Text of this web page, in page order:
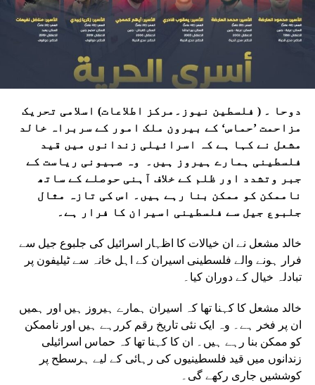
دوحا ۔ ( فلسطین نیوز۔مرکز اطلاعات) اسلامی تحریک
مزاحمت ’حماس‘ کے بیرون ملک امور کے سربراہ خالد
مشعل نے کہا ہے کہ اسرائیلی زندانوں میں قید
فلسطینی ہمارے ہیروز ہیں۔ وہ صہیونی ریاست کے
جبر وتشدد اور ظلم کے خلاف آہنی حوصلے کے ساتھ
ناممکن کو ممکن بنا رہے ہیں۔ اس کی تازہ مثال
جلبوع جیل سے فلسطینی اسیران کا فرار ہے۔
خالد مشعل نے ان خیالات کا اظہار اسرائیل کی جلبوع جیل سے
فرار ہونے والے فلسطینی اسیران کے اہل خانہ سے ٹیلیفون پر
تبادلہ خیال کے دوران کیا۔
خالد مشعل کا کہنا تھا کہ اسیران ہمارے ہیروز ہیں اور ہمیں
ان پر فخر ہے۔ وہ ایک نئی تاریخ رقم کررہے ہیں اور ناممکن
کو ممکن بنا رہے ہیں۔ ان کا کہنا تھا کہ حماس اسرائیلی
زندانوں میں قید فلسطینیوں کی رہائی کے لیے ہرسطح پر
کوششیں جاری رکھے گی۔